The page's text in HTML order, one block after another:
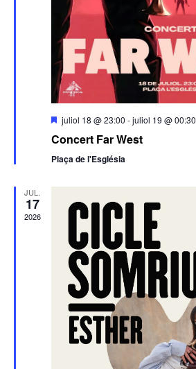
Destacats
juliol 18 @ 23:00 -juliol 19 @ 00:30
Concert Far West
Plaça de l'Església
JUL.
17
2026